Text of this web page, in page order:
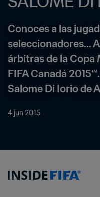
Conoces a las
seleccionadores...
árbitras de la Copa
FIFA Canadá
Salome Di Iorio de
4 jun 2015